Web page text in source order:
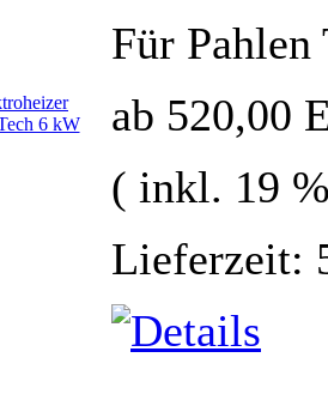
Für
ab 520,00
( inkl. 19
Lieferzeit: